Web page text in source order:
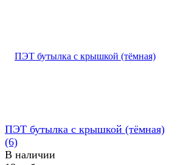
ПЭТ бутылка с крышкой (тёмная)
(6)
В наличии